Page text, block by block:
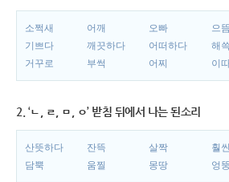
소쩍새 어깨 오빠 으뜸
기쁘다
깨끗하다 어떠하다 해
거꾸로
부썩 어찌 이
2. ‘ㄴ, ㄹ, ㅁ, ㅇ’ 받침 뒤에서 나는 된소리
산뜻하다 잔뜩 살짝
훨씬
담뿍
움찔 몽땅 엉